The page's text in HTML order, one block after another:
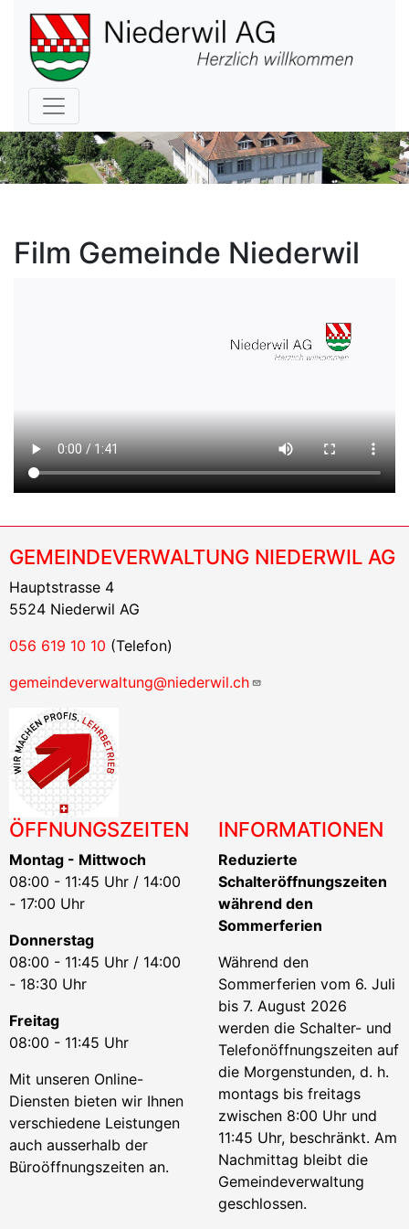
Hauptnavigation
Film Gemeinde Niederwil
GEMEINDEVERWALTUNG NIEDERWIL AG
Hauptstrasse 4
5524 Niederwil AG
056 619 10 10 (Telefon)
gemeindeverwaltung@niederwil.ch
ÖFFNUNGSZEITEN
Montag - Mittwoch
08:00 - 11:45 Uhr / 14:00
- 17:00 Uhr
Donnerstag
08:00 - 11:45 Uhr / 14:00
- 18:30 Uhr
Freitag
08:00 - 11:45 Uhr
Mit unseren Online-
Diensten bieten wir Ihnen
verschiedene Leistungen
auch ausserhalb der
Büroöffnungszeiten an.
INFORMATIONEN
Reduzierte
Schalteröffnungszeiten
während den
Sommerferien
Während den
Sommerferien vom 6. Juli
bis 7. August 2026
werden die Schalter- und
Telefonöffnungszeiten auf
die Morgenstunden, d. h.
montags bis freitags
zwischen 8:00 Uhr und
11:45 Uhr, beschränkt. Am
Nachmittag bleibt die
Gemeindeverwaltung
geschlossen.